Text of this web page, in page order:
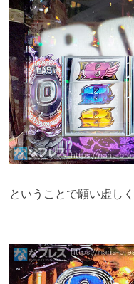
ということで願い虚し